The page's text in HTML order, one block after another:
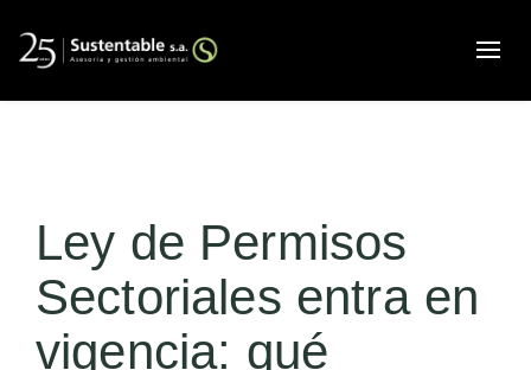
Ley de Permisos
Sectoriales entra en
vigencia: qué